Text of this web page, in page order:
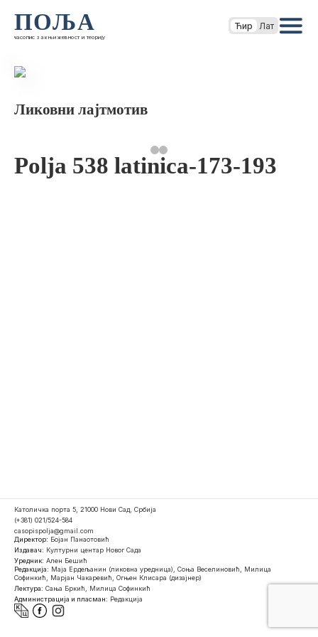
ПОЉА
часопис за књижевност и теорију
Ћир Лат
Ликовни лајтмотив
Polja 538 latinica-173-193
Католичка порта 5, 21000 Нови Сад, Србија
(+381) 021/524-584
casopispolja@gmail.com
Директор: Бојан Панаотовић
Издавач: Културни центар Новог Сада
Уредник: Ален Бешић
Редакција: Маја Ердељанин (ликовна уредница), Соња Веселиновић, Милица
Софинкић, Марјан Чакаревић, Огњен Клисара (дизајнер)
Лектура: Сања Бркић, Милица Софинкић
Администрација и пласман: Редакција